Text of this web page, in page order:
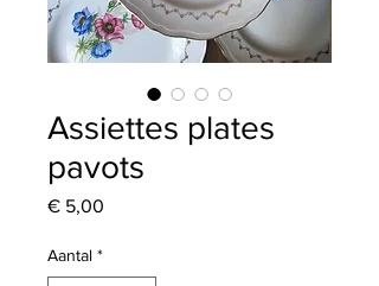
Assiettes plates
pavots
€ 5,00
Aantal *